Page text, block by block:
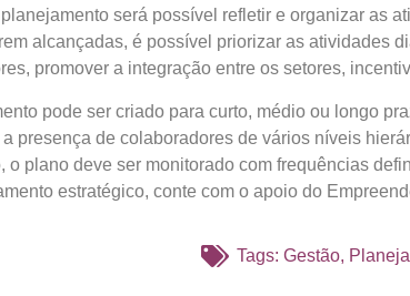
será possível refletir e organizar as
alcançadas, é possível priorizar as atividades
promover a integração entre os setores,
pode ser criado para curto, médio ou longo
presença de colaboradores de vários níveis
o plano deve ser monitorado com frequências
estratégico, conte com o apoio do
Tags: Gestão,